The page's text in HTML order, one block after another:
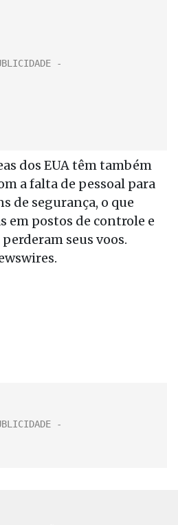
dos EUA têm também
a falta de pessoal para
de segurança, o que
em postos de controle e
seus voos.